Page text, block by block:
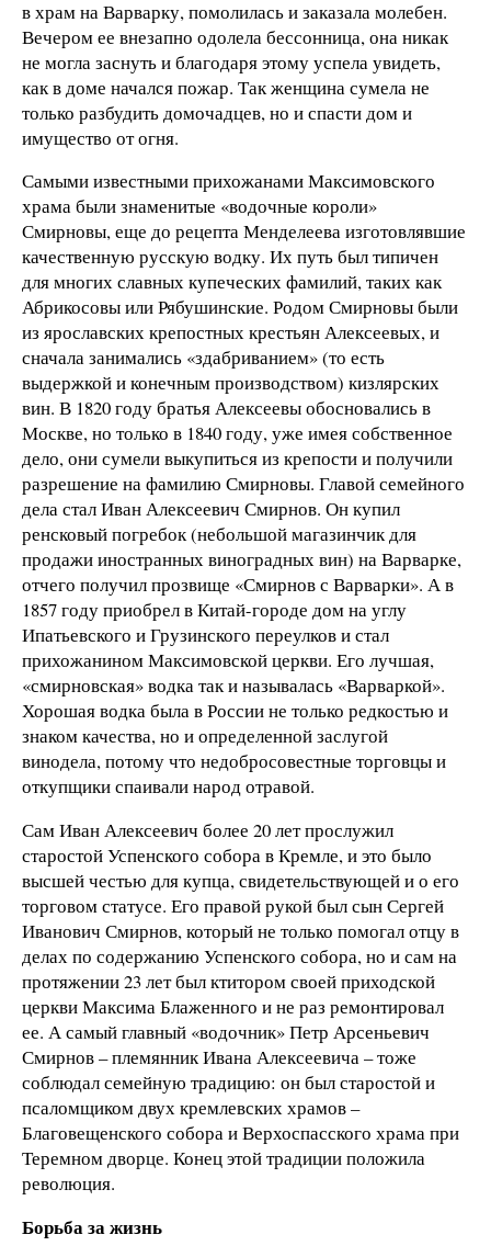
в храм на Варварку, помолилась и заказала молебен.
Вечером ее внезапно одолела бессонница, она никак
не могла заснуть и благодаря этому успела увидеть,
как в доме начался пожар. Так женщина сумела не
только разбудить домочадцев, но и спасти дом и
имущество от огня.
Самыми известными прихожанами Максимовского
храма были знаменитые «водочные короли»
Смирновы, еще до рецепта Менделеева изготовлявшие
качественную русскую водку. Их путь был типичен
для многих славных купеческих фамилий, таких как
Абрикосовы или Рябушинские. Родом Смирновы были
из ярославских крепостных крестьян Алексеевых, и
сначала занимались «здабриванием» (то есть
выдержкой и конечным производством) кизлярских
вин. В 1820 году братья Алексеевы обосновались в
Москве, но только в 1840 году, уже имея собственное
дело, они сумели выкупиться из крепости и получили
разрешение на фамилию Смирновы. Главой семейного
дела стал Иван Алексеевич Смирнов. Он купил
ренсковый погребок (небольшой магазинчик для
продажи иностранных виноградных вин) на Варварке,
отчего получил прозвище «Смирнов с Варварки». А в
1857 году приобрел в Китай-городе дом на углу
Ипатьевского и Грузинского переулков и стал
прихожанином Максимовской церкви. Его лучшая,
«смирновская» водка так и называлась «Варваркой».
Хорошая водка была в России не только редкостью и
знаком качества, но и определенной заслугой
винодела, потому что недобросовестные торговцы и
откупщики спаивали народ отравой.
Сам Иван Алексеевич более 20 лет прослужил
старостой Успенского собора в Кремле, и это было
высшей честью для купца, свидетельствующей и о его
торговом статусе. Его правой рукой был сын Сергей
Иванович Смирнов, который не только помогал отцу в
делах по содержанию Успенского собора, но и сам на
протяжении 23 лет был ктитором своей приходской
церкви Максима Блаженного и не раз ремонтировал
ее. А самый главный «водочник» Петр Арсеньевич
Смирнов – племянник Ивана Алексеевича – тоже
соблюдал семейную традицию: он был старостой и
псаломщиком двух кремлевских храмов –
Благовещенского собора и Верхоспасского храма при
Теремном дворце. Конец этой традиции положила
революция.
Борьба за жизнь